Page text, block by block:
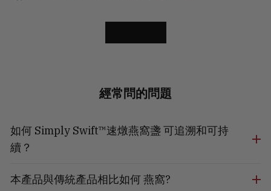
經常問的問題
如何 Simply Swift™速燉燕窩盞 可追溯和可持
續？
本產品與傳統產品相比如何 燕窩?